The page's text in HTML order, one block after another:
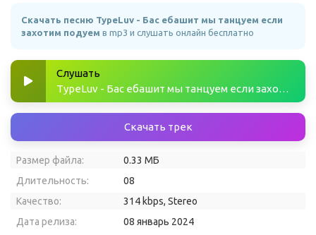
Скачать песню TypeLuv - Бас ебашит мы танцуем если
захотим подуем в mp3 и слушать онлайн бесплатно
Слушать
TypeLuv - Бас ебашит мы танцуем если захотим подуем
Скачать трек
Размер файла:
0.33 МБ
Длительность:
08
Качество:
314 kbps, Stereo
Дата релиза:
08 январь 2024